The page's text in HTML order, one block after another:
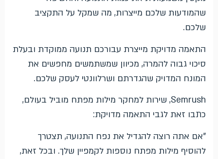
שהמודעות שלכם מייצרות, מה שמקל על התקציב
שלכם.
התאמה מדויקת מייצרת עבורכם תנועה ממוקדת ובעלת
סיכוי גבוה להמרה, מכיוון שמשתמשים מחפשים את
המונח המדויק שהגדרתם ושרלוונטי לעסק שלכם.
Semrush, שירות למחקר מילות מפתח מוביל בעולם,
כתבו זאת לגבי התאמה מדויקת:
"אם אתה רוצה להגדיל את נפח התנועה, תצטרך
להוסיף מילות מפתח נוספות לקמפיין שלך. ובכל זאת,